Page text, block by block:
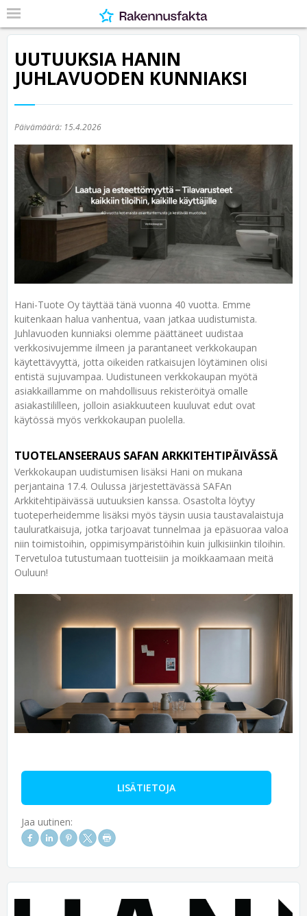
UUTUUKSIA HANIN
JUHLAVUODEN KUNNIAKSI
Päivämäärä: 15.4.2026
Hani-Tuote Oy täyttää tänä vuonna 40 vuotta. Emme
kuitenkaan halua vanhentua, vaan jatkaa uudistumista.
Juhlavuoden kunniaksi olemme päättäneet uudistaa
verkkosivujemme ilmeen ja parantaneet verkkokaupan
käytettävyyttä, jotta oikeiden ratkaisujen löytäminen olisi
entistä sujuvampaa. Uudistuneen verkkokaupan myötä
asiakkaillamme on mahdollisuus rekisteröityä omalle
asiakastililleen, jolloin asiakkuuteen kuuluvat edut ovat
käytössä myös verkkokaupan puolella.
TUOTELANSEERAUS SAFAN ARKKITEHTIPÄIVÄSSÄ
Verkkokaupan uudistumisen lisäksi Hani on mukana
perjantaina 17.4. Oulussa järjestettävässä SAFAn
Arkkitehtipäivässä uutuuksien kanssa. Osastolta löytyy
tuoteperheidemme lisäksi myös täysin uusia taustavalaistuja
tauluratkaisuja, jotka tarjoavat tunnelmaa ja epäsuoraa valoa
niin toimistoihin, oppimisympäristöihin kuin julkisiinkin tiloihin.
Tervetuloa tutustumaan tuotteisiin ja moikkaamaan meitä
Ouluun!
LISÄTIETOJA
Jaa uutinen: